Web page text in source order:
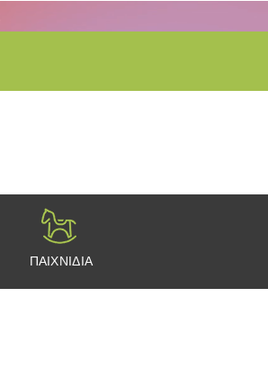
ΠΑΙΧΝΙΔΙΑ